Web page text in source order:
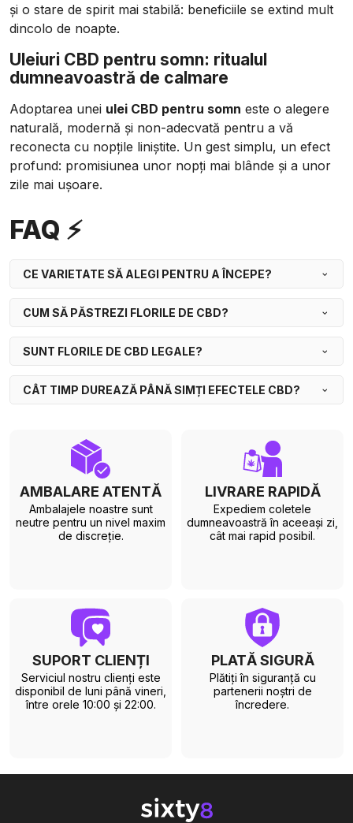
și o stare de spirit mai stabilă: beneficiile se extind mult
dincolo de noapte.
Uleiuri CBD pentru somn: ritualul
dumneavoastră de calmare
Adoptarea unei ulei CBD pentru somn este o alegere
naturală, modernă și non-adecvată pentru a vă
reconecta cu nopțile liniștite. Un gest simplu, un efect
profund: promisiunea unor nopți mai blânde și a unor
zile mai ușoare.
FAQ ⚡
CE VARIETATE SĂ ALEGI PENTRU A ÎNCEPE?
CUM SĂ PĂSTREZI FLORILE DE CBD?
SUNT FLORILE DE CBD LEGALE?
CÂT TIMP DUREAZĂ PÂNĂ SIMȚI EFECTELE CBD?
AMBALARE ATENTĂ
Ambalajele noastre sunt
neutre pentru un nivel maxim
de discreție.
LIVRARE RAPIDĂ
Expediem coletele
dumneavoastră în aceeași zi,
cât mai rapid posibil.
SUPORT CLIENȚI
Serviciul nostru clienți este
disponibil de luni până vineri,
între orele 10:00 și 22:00.
PLATĂ SIGURĂ
Plătiți în siguranță cu
partenerii noștri de
încredere.